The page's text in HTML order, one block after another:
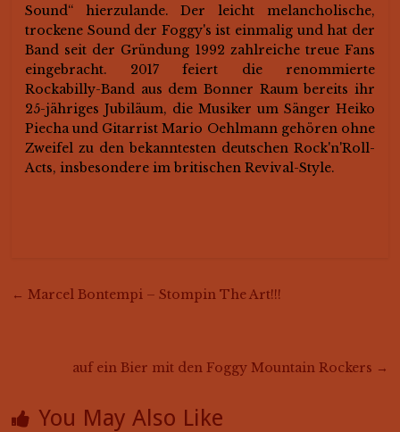
Sound“ hierzulande. Der leicht melancholische,
trockene Sound der Foggy's ist einmalig und hat der
Band seit der Gründung 1992 zahlreiche treue Fans
eingebracht. 2017 feiert die renommierte
Rockabilly-Band aus dem Bonner Raum bereits ihr
25-jähriges Jubiläum, die Musiker um Sänger Heiko
Piecha und Gitarrist Mario Oehlmann gehören ohne
Zweifel zu den bekanntesten deutschen Rock'n'Roll-
Acts, insbesondere im britischen Revival-Style.
← Marcel Bontempi – Stompin The Art!!!
auf ein Bier mit den Foggy Mountain Rockers →
You May Also Like